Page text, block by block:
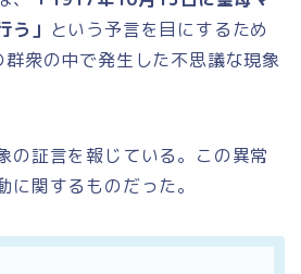
う」 という予言を目にするため
衆の中で発生した不思議な現象
の証言を報じている。この異常
関するものだった。